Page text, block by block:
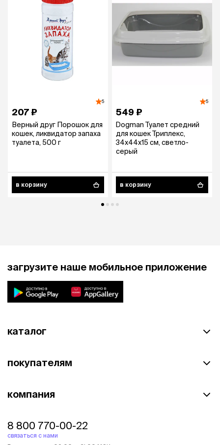
5
207 ₽
Верный друг Порошок для
кошек, ликвидатор запаха
туалета, 500 г
в корзину
5
549 ₽
Dogman Туалет средний
для кошек Триплекс,
34х44х15 см, светло-
серый
в корзину
загрузите наше мобильное приложение
каталог
покупателям
компания
8 800 770-00-22
связаться с нами